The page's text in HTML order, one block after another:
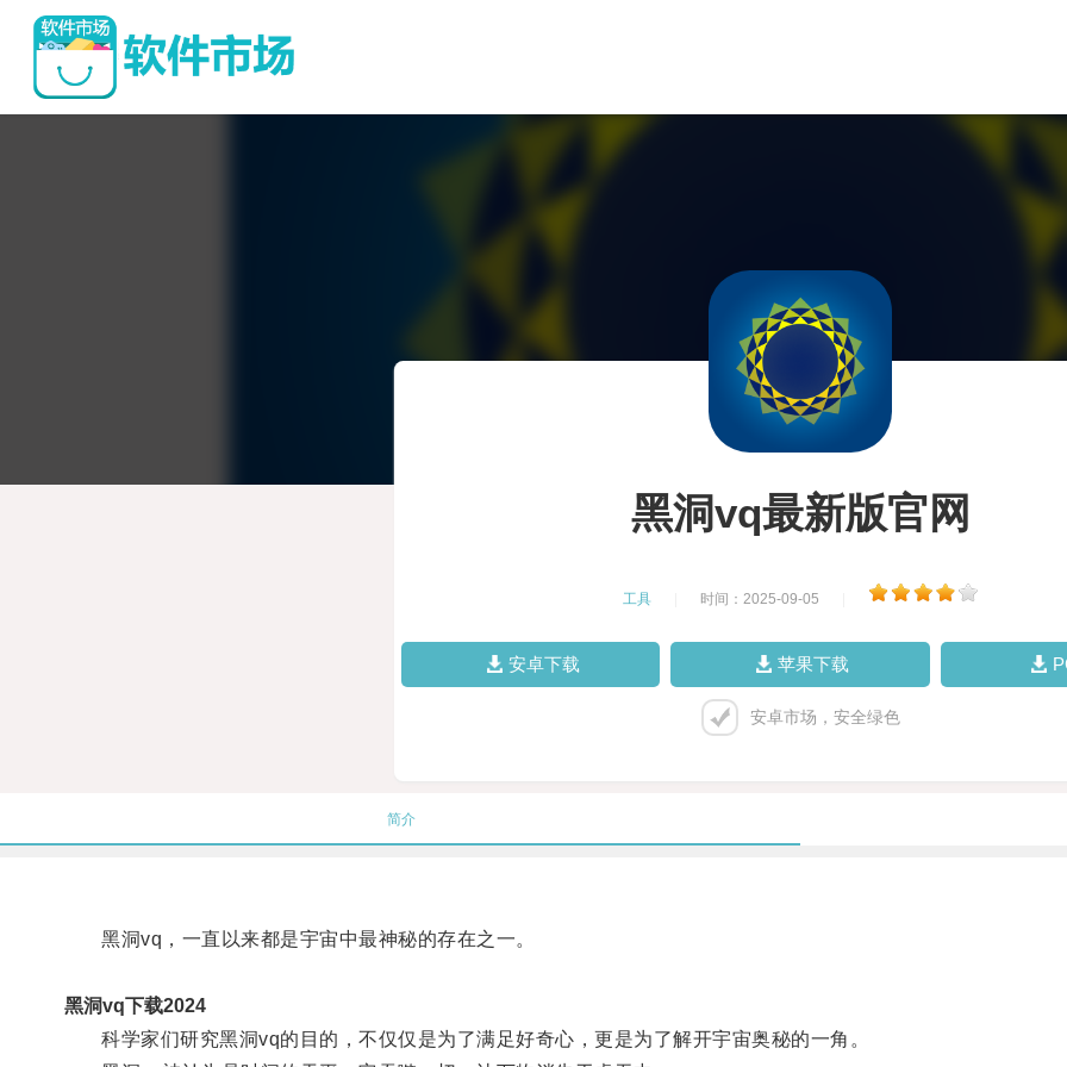
黑洞vq最新版官网
工具 时间：2025-09-05
安卓下载 苹果下载
安卓市场，安全绿色
简介
黑洞vq，一直以来都是宇宙中最神秘的存在之一。
黑洞vq下载2024
科学家们研究黑洞vq的目的，不仅仅是为了满足好奇心，更是为了解开宇宙奥秘的一角。